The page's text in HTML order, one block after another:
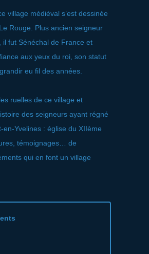
village médiéval s’est dessinée
Rouge. Plus ancien seigneur
il fut Sénéchal de France et
aux yeux du roi, son statut
eu fil des années.
ruelles de ce village et
des seigneurs ayant régné
en-Yvelines : église du XIIème
témoignages… de
qui en font un village